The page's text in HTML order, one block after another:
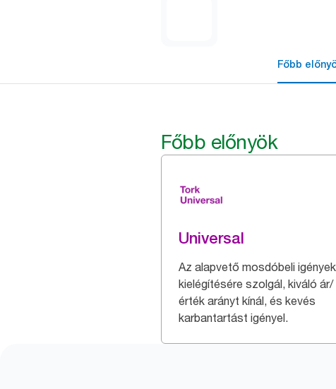
Főbb
Főbb előnyök
Universal
Az alapvető mosdóbeli igények
kielégítésére szolgál, kiváló ár/
érték arányt kínál, és kevés
karbantartást igényel.